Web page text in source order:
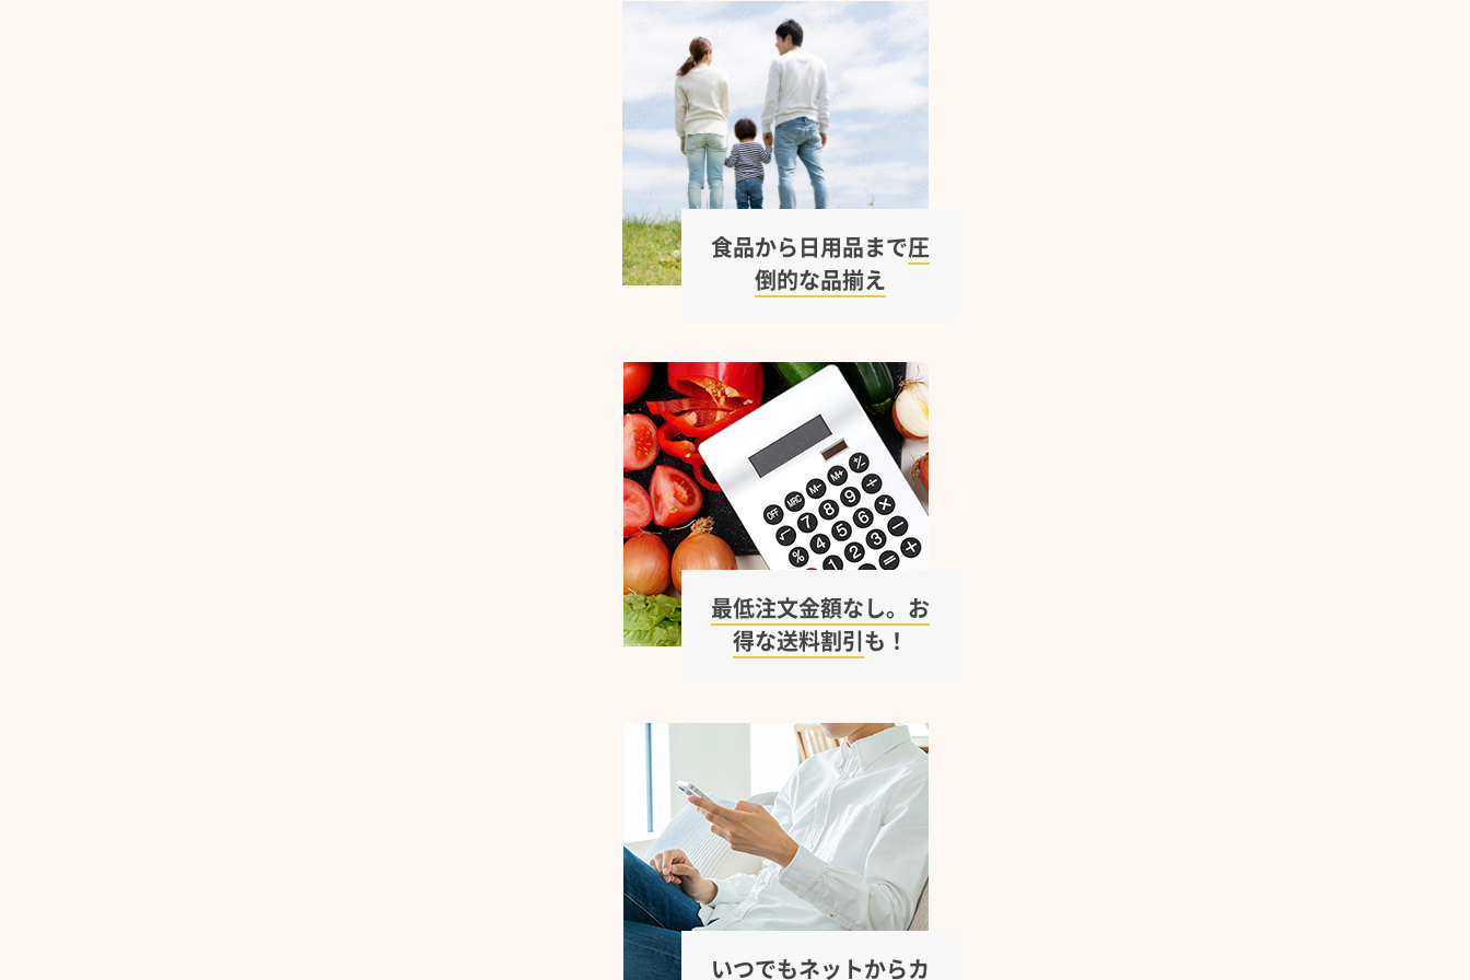
食品から日用品まで圧
倒的な品揃え
最低注文金額なし。お
得な送料割引も！
いつでもネットからカ